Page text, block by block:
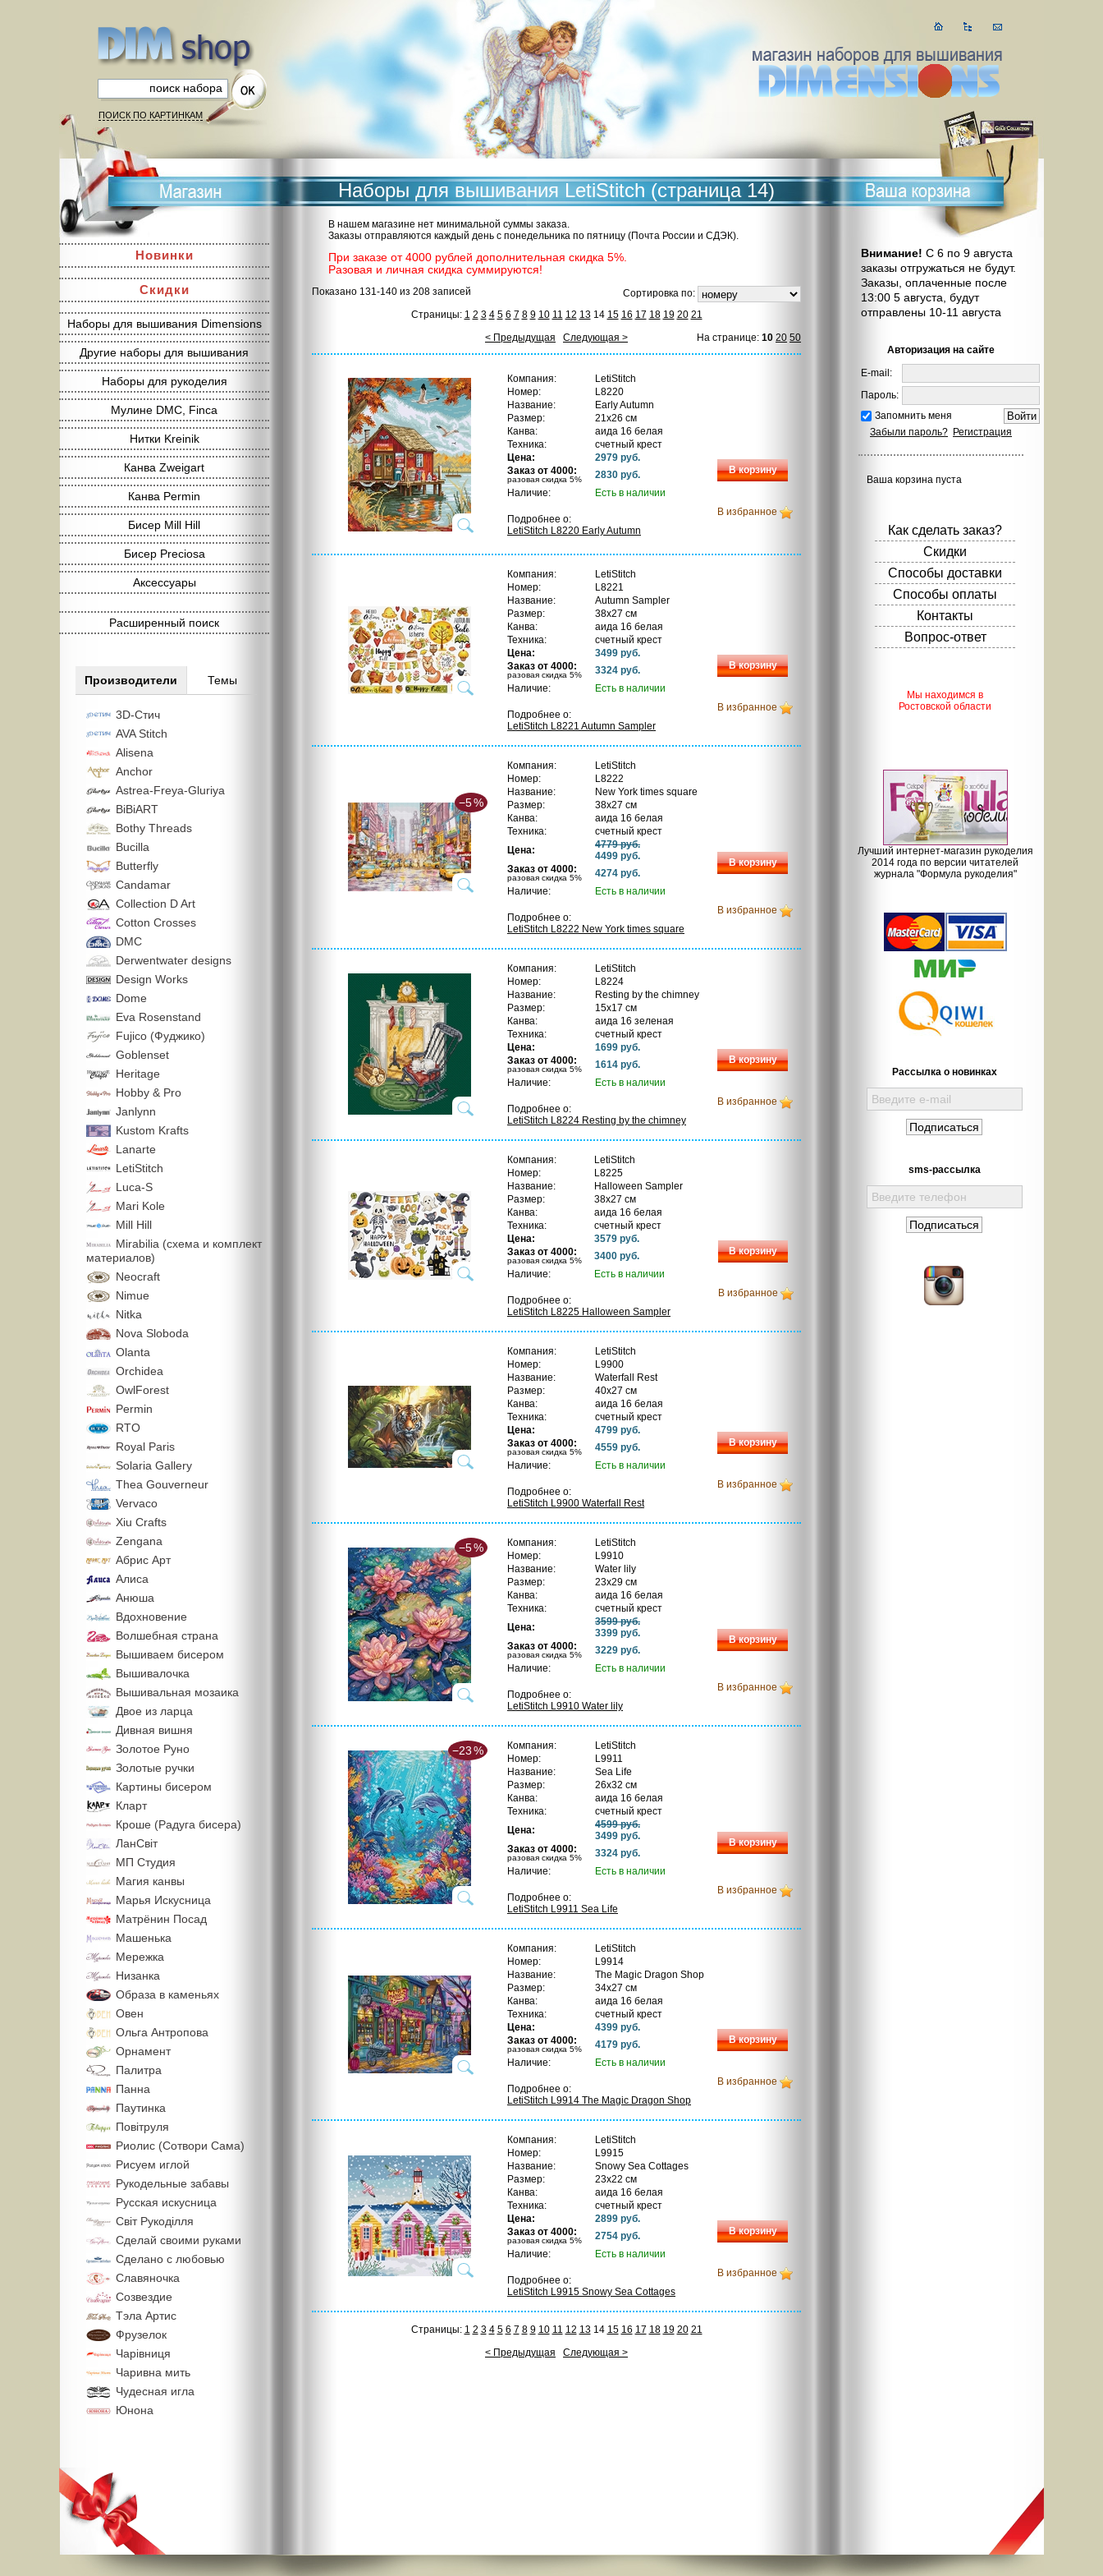
ПОИСК ПО КАРТИНКАМ
Новинки
Скидки
Наборы для вышивания Dimensions
Другие наборы для вышивания
Наборы для рукоделия
Мулине DMC, Finca
Нитки Kreinik
Канва Zweigart
Канва Permin
Бисер Mill Hill
Бисер Preciosa
Аксессуары
Расширенный поиск
Производители Темы
3D-Стич
AVA Stitch
Alisena
Anchor
Astrea-Freya-Gluriya
BiBiART
Bothy Threads
Bucilla
Butterfly
Candamar
Collection D Art
Cotton Crosses
DMC
Derwentwater designs
Design Works
Dome
Eva Rosenstand
Fujico (Фуджико)
Goblenset
Heritage
Hobby & Pro
Janlynn
Kustom Krafts
Lanarte
LetiStitch
Luca-S
Mari Kole
Mill Hill
Mirabilia (схема и комплект
материалов)
Neocraft
Nimue
Nitka
Nova Sloboda
Olanta
Orchidea
OwlForest
Permin
RTO
Royal Paris
Solaria Gallery
Thea Gouverneur
Vervaco
Xiu Crafts
Zengana
Абрис Арт
Алиса
Анюша
Вдохновение
Волшебная страна
Вышиваем бисером
Вышивалочка
Вышивальная мозаика
Двое из ларца
Дивная вишня
Золотое Руно
Золотые ручки
Картины бисером
Кларт
Кроше (Радуга бисера)
ЛанСвiт
МП Студия
Магия канвы
Марья Искусница
Матрёнин Посад
Машенька
Мережка
Низанка
Образа в каменьях
Овен
Ольга Антропова
Орнамент
Палитра
Панна
Паутинка
Повiтруля
Риолис (Сотвори Сама)
Рисуем иглой
Рукодельные забавы
Русская искусница
Свiт Рукодiлля
Сделай своими руками
Сделано с любовью
Славяночка
Созвездие
Тэла Артис
Фрузелок
Чарiвниця
Чаривна мить
Чудесная игла
Юнона
Наборы для вышивания LetiStitch (страница 14)
В нашем магазине нет минимальной суммы заказа.
Заказы отправляются каждый день с понедельника по пятницу (Почта России и СДЭК).
При заказе от 4000 рублей дополнительная скидка 5%.
Разовая и личная скидка суммируются!
Показано 131-140 из 208 записей
Сортировка по:
Страницы: 1 2 3 4 5 6 7 8 9 10 11 12 1314 15 16 17 18 19 20 21
< Предыдущая
Следующая > На странице: 10 20 50
Компания:
LetiStitch
Номер:
L8220
Название:
Early Autumn
Размер:
21х26 см
Канва:
аида 16 белая
Техника:
счетный крест
В корзину
Цена:
2979 руб.
Заказ от 4000:
разовая скидка 5%
2830 руб.
Наличие:
Есть в наличии
В избранное
Подробнее о:
LetiStitch L8220 Early Autumn
Компания:
LetiStitch
Номер:
L8221
Название:
Autumn Sampler
Размер:
38х27 см
Канва:
аида 16 белая
Техника:
счетный крест
В корзину
Цена:
3499 руб.
Заказ от 4000:
разовая скидка 5%
3324 руб.
Наличие:
Есть в наличии
В избранное
Подробнее о:
LetiStitch L8221 Autumn Sampler
−5%
Компания:
LetiStitch
Номер:
L8222
Название:
New York times square
Размер:
38х27 см
Канва:
аида 16 белая
Техника:
счетный крест
В корзину
Цена:
4779 руб.
4499 руб.
Заказ от 4000:
разовая скидка 5%
4274 руб.
Наличие:
Есть в наличии
В избранное
Подробнее о:
LetiStitch L8222 New York times square
Компания:
LetiStitch
Номер:
L8224
Название:
Resting by the chimney
Размер:
15х17 см
Канва:
аида 16 зеленая
Техника:
счетный крест
В корзину
Цена:
1699 руб.
Заказ от 4000:
разовая скидка 5%
1614 руб.
Наличие:
Есть в наличии
В избранное
Подробнее о:
LetiStitch L8224 Resting by the chimney
Компания:
LetiStitch
Номер:
L8225
Название:
Halloween Sampler
Размер:
38х27 см
Канва:
аида 16 белая
Техника:
счетный крест
В корзину
Цена:
3579 руб.
Заказ от 4000:
разовая скидка 5%
3400 руб.
Наличие:
Есть в наличии
В избранное
Подробнее о:
LetiStitch L8225 Halloween Sampler
Компания:
LetiStitch
Номер:
L9900
Название:
Waterfall Rest
Размер:
40х27 см
Канва:
аида 16 белая
Техника:
счетный крест
В корзину
Цена:
4799 руб.
Заказ от 4000:
разовая скидка 5%
4559 руб.
Наличие:
Есть в наличии
В избранное
Подробнее о:
LetiStitch L9900 Waterfall Rest
−5% Компания:
LetiStitch
Номер:
L9910
Название:
Water lily
Размер:
23х29 см
Канва:
аида 16 белая
Техника:
счетный крест
В корзину
Цена:
3599 руб.
3399 руб.
Заказ от 4000:
разовая скидка 5%
3229 руб.
Наличие:
Есть в наличии
В избранное
Подробнее о:
LetiStitch L9910 Water lily
−23% Компания:
LetiStitch
Номер:
L9911
Название:
Sea Life
Размер:
26х32 см
Канва:
аида 16 белая
Техника:
счетный крест
В корзину
Цена:
4599 руб.
3499 руб.
Заказ от 4000:
разовая скидка 5%
3324 руб.
Наличие:
Есть в наличии
В избранное
Подробнее о:
LetiStitch L9911 Sea Life
Компания:
LetiStitch
Номер:
L9914
Название:
The Magic Dragon Shop
Размер:
34х27 см
Канва:
аида 16 белая
Техника:
счетный крест
В корзину
Цена:
4399 руб.
Заказ от 4000:
разовая скидка 5%
4179 руб.
Наличие:
Есть в наличии
В избранное
Подробнее о:
LetiStitch L9914 The Magic Dragon Shop
Компания:
LetiStitch
Номер:
L9915
Название:
Snowy Sea Cottages
Размер:
23х22 см
Канва:
аида 16 белая
Техника:
счетный крест
В корзину
Цена:
2899 руб.
Заказ от 4000:
разовая скидка 5%
2754 руб.
Наличие:
Есть в наличии
В избранное
Подробнее о:
LetiStitch L9915 Snowy Sea Cottages
Страницы: 1 2 3 4 5 6 7 8 9 10 11 12 1314 15 16 17 18 19 20 21
< Предыдущая
Следующая >
Внимание! С 6 по 9 августа
заказы отгружаться не будут.
Заказы, оплаченные после
13:00 5 августа, будут
отправлены 10-11 августа
Авторизация на сайте
E-mail:
Пароль:
Запомнить меня
Забыли пароль? Регистрация
Ваша корзина пуста
Как сделать заказ?
Скидки
Способы доставки
Способы оплаты
Контакты
Вопрос-ответ
Мы находимся в
Ростовской области
Лучший интернет-магазин рукоделия
2014 года по версии читателей
журнала "Формула рукоделия"
Рассылка о новинках
sms-рассылка